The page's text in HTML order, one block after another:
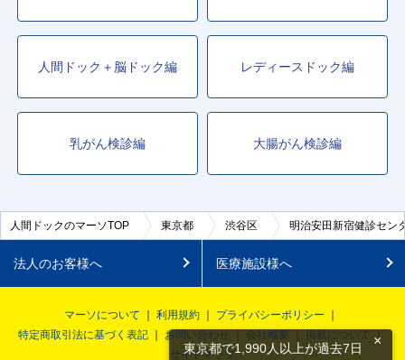
人間ドック＋脳ドック編 レディースドック編
乳がん検診編 大腸がん検診編
人間ドックのマーソTOP 東京都 渋谷区 明治安田新宿健診セン
法人のお客様へ 医療施設様へ
マーソについて 利用規約
プライバシーポリシー
特定商取引法に基づく表記
お問い合わせ 会社概要
掲載について
サイトマップ
東京都で1,990人以上が過去7日
×